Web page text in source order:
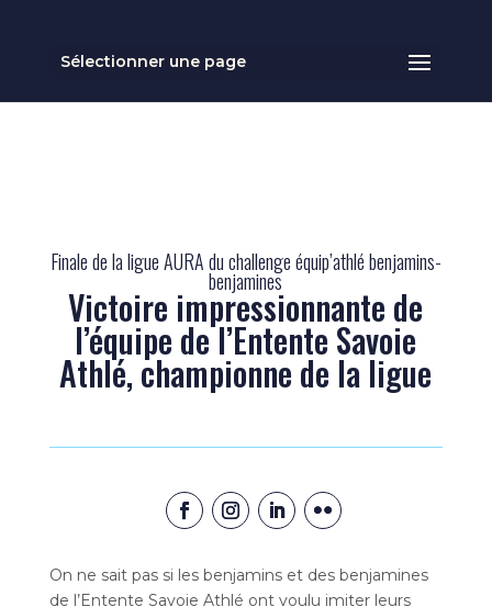
Sélectionner une page
Finale de la ligue AURA du challenge équip’athlé benjamins-
benjamines
Victoire impressionnante de
l’équipe de l’Entente Savoie
Athlé, championne de la ligue
On ne sait pas si les benjamins et des benjamines
de l’Entente Savoie Athlé ont voulu imiter leurs